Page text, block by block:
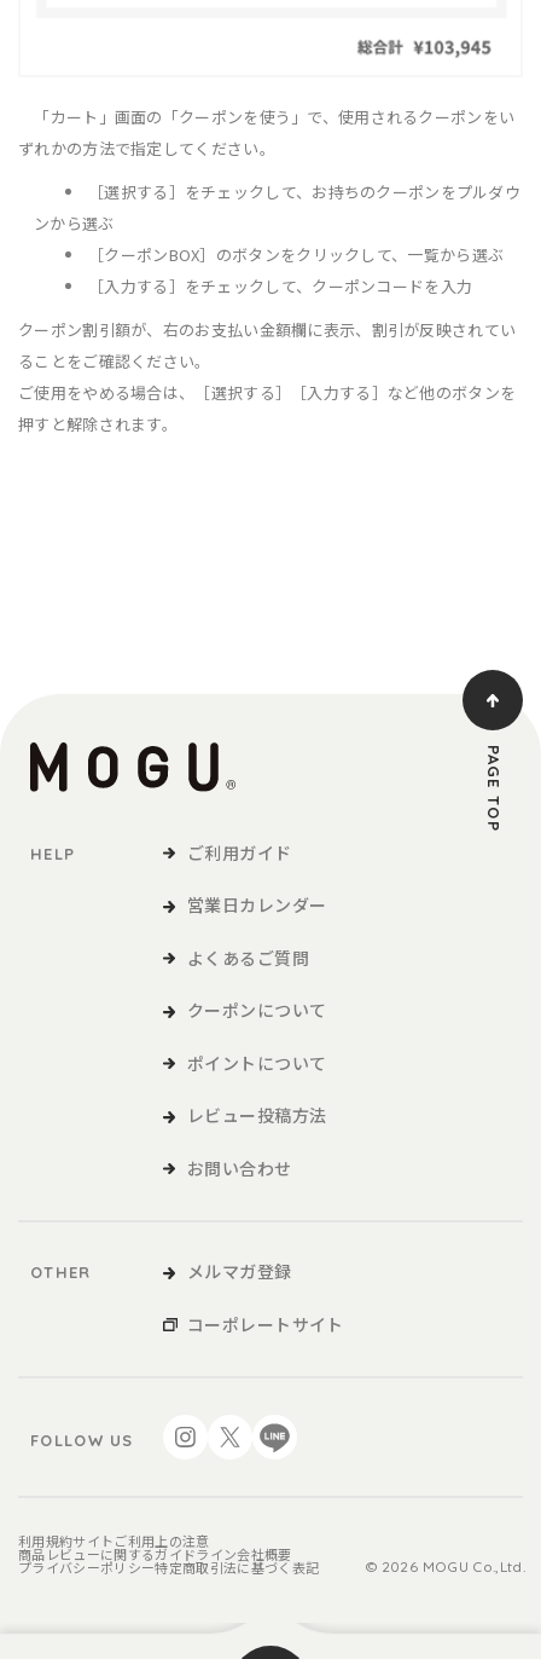
「カート」画面の「クーポンを使う」で、使用されるクーポンをい
ずれかの方法で指定してください。
［選択する］をチェックして、お持ちのクーポンをプルダウ
ンから選ぶ
［クーポンBOX］のボタンをクリックして、一覧から選ぶ
［入力する］をチェックして、クーポンコードを入力
クーポン割引額が、右のお支払い金額欄に表示、割引が反映されてい
ることをご確認ください。
ご使用をやめる場合は、［選択する］［入力する］など他のボタンを
押すと解除されます。
HELP ご利用ガイド
営業日カレンダー
よくあるご質問
クーポンについて
ポイントについて
レビュー投稿方法
お問い合わせ
OTHER メルマガ登録
コーポレートサイト
FOLLOW US
利用規約サイトご利用上の注意
商品レビューに関するガイドライン会社概要
プライバシーポリシー特定商取引法に基づく表記 © 2026 MOGU Co.,Ltd.
PAGE TOP